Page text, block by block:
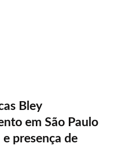
Bley
em São Paulo
presença de